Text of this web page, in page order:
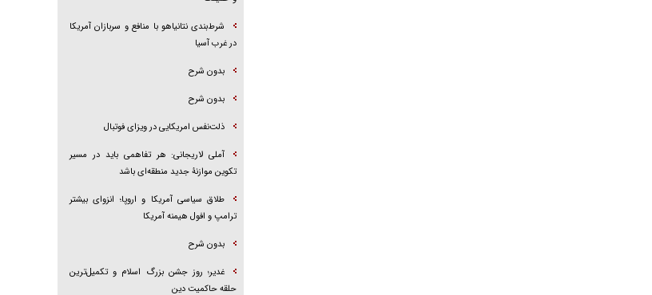
شرط‌بندی نتانیاهو با منافع و سربازان آمریکا
در غرب آسیا
بدون شرح
بدون شرح
ذلت‌نفس امریکایی در ویزای فوتبال
آملی لاریجانی: هر تفاهمی باید در مسیر
تکوین موازنۀ جدید منطقه‌ای باشد
طلاق سیاسی آمریکا و اروپا؛ انزوای بیشتر
ترامپ و افول هیمنه آمریکا
بدون شرح
غدیر؛ روز جشن بزرگ اسلام و تکمیل‌ترین
حلقه حاکمیت دین